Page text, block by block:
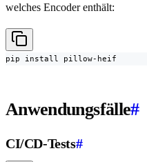
welches Encoder enthält:
pip install pillow-heif
Anwendungsfälle#
CI/CD-Tests#